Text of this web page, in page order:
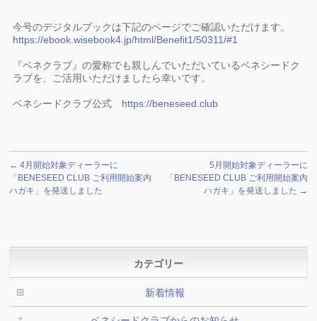
今号のデジタルブックは下記のページでご確認いただけます。
https://ebook.wisebook4.jp/html/Benefit1/50311/#1
『ベネクラブ』の愛称でも親しんでいただいているベネシードク
ラブを、ご活用いただけましたら幸いです。
ベネシードクラブ公式 https://beneseed.club
← 4月開始対象ディーラーに
「BENESEED CLUB ご利用開始案内
ハガキ」を発送しました
5月開始対象ディーラーに
「BENESEED CLUB ご利用開始案内
ハガキ」を発送しました →
カテゴリー
新着情報